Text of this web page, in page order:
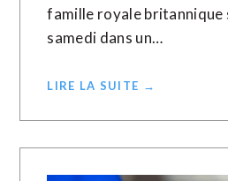
famille royale britannique
‌samedi dans un…
LIRE LA SUITE →